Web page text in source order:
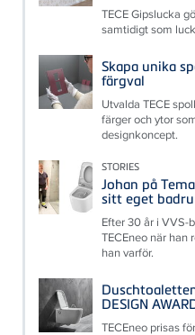
TECE Gipslucka
samtidigt som
Skapa unika
färgval
Utvalda TECE
färger och ytor
designkoncept.
STORIES
Johan på
sitt eget
Efter 30 år i VVS-
TECEneo när han
han varför.
DESIGN
TECEneo prisas